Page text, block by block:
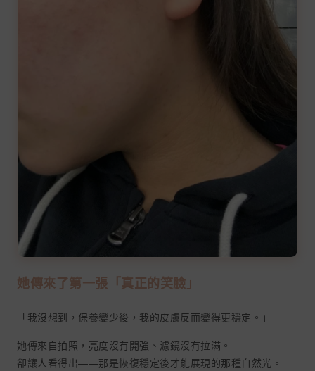
她傳來了第一張「真正的笑臉」
「我沒想到，保養變少後，我的皮膚反而變得更穩定。」
她傳來自拍照，亮度沒有開強、濾鏡沒有拉滿。
卻讓人看得出——那是恢復穩定後才能展現的那種自然光。